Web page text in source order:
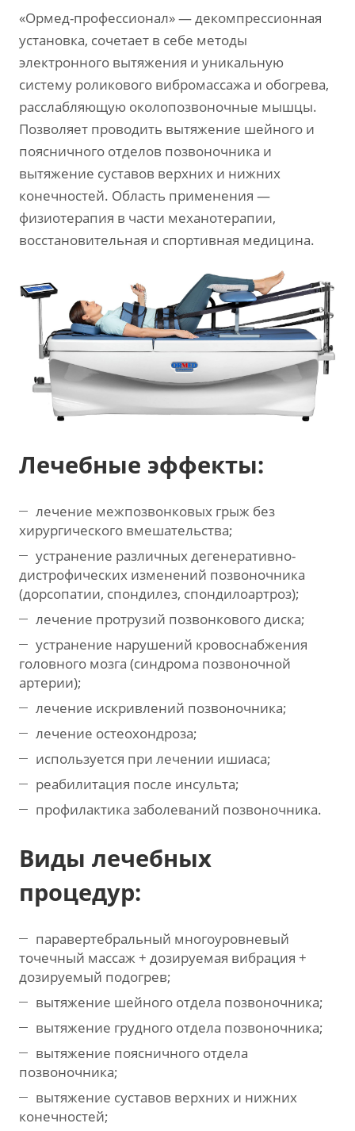
«Ормед-профессионал» — декомпрессионная
установка, сочетает в себе методы
электронного вытяжения и уникальную
систему роликового вибромассажа и обогрева,
расслабляющую околопозвоночные мышцы.
Позволяет проводить вытяжение шейного и
поясничного отделов позвоночника и
вытяжение суставов верхних и нижних
конечностей. Область применения —
физиотерапия в части механотерапии,
восстановительная и спортивная медицина.
Лечебные эффекты:
лечение межпозвонковых грыж без
хирургического вмешательства;
устранение различных дегенеративно-
дистрофических изменений позвоночника
(дорсопатии, спондилез, спондилоартроз);
лечение протрузий позвонкового диска;
устранение нарушений кровоснабжения
головного мозга (синдрома позвоночной
артерии);
лечение искривлений позвоночника;
лечение остеохондроза;
используется при лечении ишиаса;
реабилитация после инсульта;
профилактика заболеваний позвоночника.
Виды лечебных
процедур:
паравертебральный многоуровневый
точечный массаж + дозируемая вибрация +
дозируемый подогрев;
вытяжение шейного отдела позвоночника;
вытяжение грудного отдела позвоночника;
вытяжение поясничного отдела
позвоночника;
вытяжение суставов верхних и нижних
конечностей;